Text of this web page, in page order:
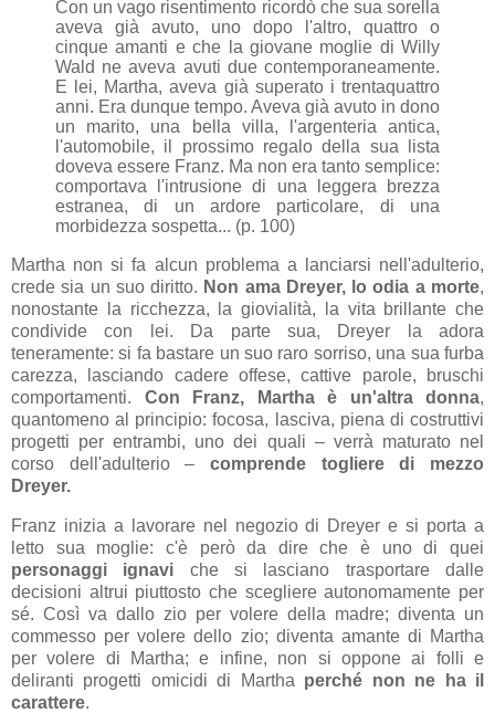
Con un vago risentimento ricordò che sua sorella
aveva già avuto, uno dopo l'altro, quattro o
cinque amanti e che la giovane moglie di Willy
Wald ne aveva avuti due contemporaneamente.
E lei, Martha, aveva già superato i trentaquattro
anni. Era dunque tempo. Aveva già avuto in dono
un marito, una bella villa, l'argenteria antica,
l'automobile, il prossimo regalo della sua lista
doveva essere Franz. Ma non era tanto semplice:
comportava l'intrusione di una leggera brezza
estranea, di un ardore partico lare, di una
morbidezza sospetta... (p. 100)
Martha non si fa alcun problema a lanciarsi nell'adulterio,
crede sia un suo diritto. Non ama Dreyer, lo odia a morte,
nonostante la ricchezza, la giovialità, la vita brillante che
condivide con lei. Da parte sua, Dreyer la adora
teneramente: si fa bastare un suo raro sorriso, una sua furba
carezza, lasciando cadere offese, cattive parole, bruschi
comportamenti. Con Franz, Martha è un'altra donna,
quantomeno al principio: focosa, lasciva, piena di costruttivi
progetti per entrambi, uno dei quali – verrà maturato nel
corso dell'adulterio – comprende togliere di mezzo
Dreyer.
Franz inizia a lavorare nel negozio di Dreyer e si porta a
letto sua moglie: c'è però da dire che è uno di quei
personaggi ignavi che si lasciano trasportare dalle
decisioni altrui piuttosto che scegliere autonomamente per
sé. Così va dallo zio per volere della madre; diventa un
commesso per volere dello zio; diventa amante di Martha
per volere di Martha; e infine, non si oppone ai folli e
deliranti progetti omicidi di Martha perché non ne ha il
carattere.